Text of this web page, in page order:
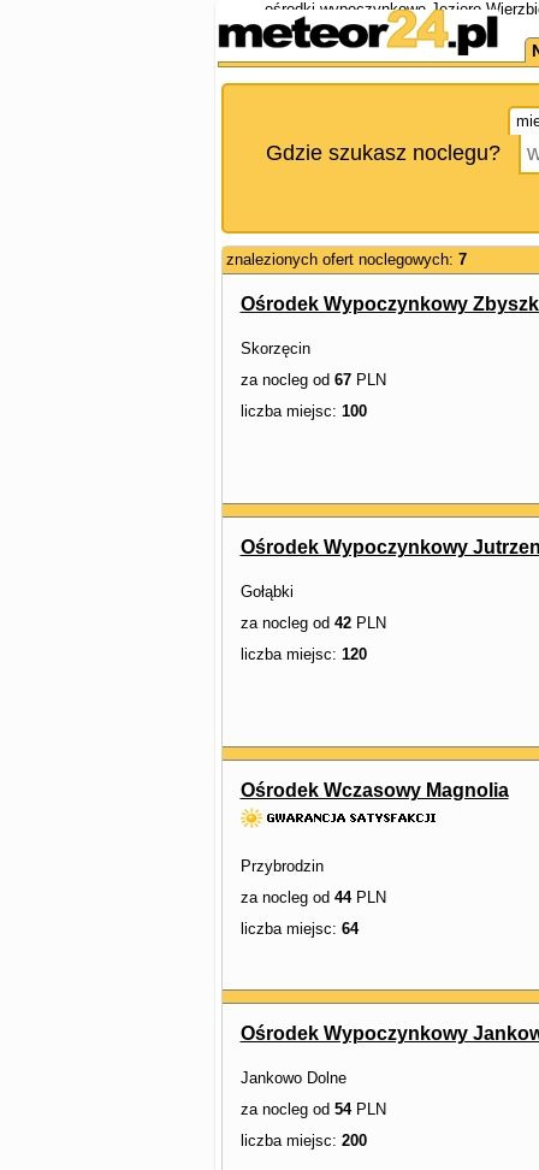
ośrodki wypoczynkowe Jezioro
Gdzie szukasz noclegu?
znalezionych ofert noclegowych: 7
Ośrodek Wypoczynkowy
Skorzęcin
za nocleg od 67PLN
liczba miejsc: 100
Ośrodek Wypoczynkowy
Gołąbki
za nocleg od 42PLN
liczba miejsc: 120
Ośrodek Wczasowy Magnolia
Przybrodzin
za nocleg od 44PLN
liczba miejsc: 64
Ośrodek Wypoczynkowy
Jankowo Dolne
za nocleg od 54PLN
liczba miejsc: 200